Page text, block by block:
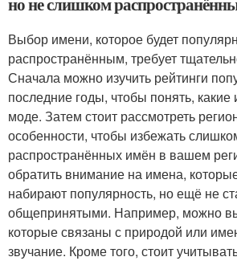
Выбор имени, которое будет
распространённым, требует
Сначала можно изучить рейтинги
последние годы, чтобы понять, какие
моде. Затем стоит рассмотреть
особенности, чтобы избежать
распространённых имён в вашем
обратить внимание на имена,
набирают популярность, но ещё не
общепринятыми. Например, можно
которые связаны с природой или
звучание. Кроме того, стоит